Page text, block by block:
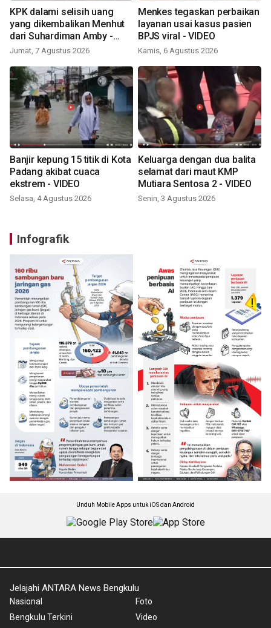
KPK dalami selisih uang
yang dikembalikan Menhut
dari Suhardiman Amby -
VIDEO
Jumat, 7 Agustus 2026
Menkes tegaskan perbaikan
layanan usai kasus pasien
BPJS viral - VIDEO
Kamis, 6 Agustus 2026
Banjir kepung 15 titik di Kota
Padang akibat cuaca
ekstrem - VIDEO
Selasa, 4 Agustus 2026
Keluarga dengan dua balita
selamat dari maut KMP
Mutiara Sentosa 2 - VIDEO
Senin, 3 Agustus 2026
Infografik
Unduh Mobile Apps untuk iOS dan Android
Jelajahi ANTARA News Bengkulu
Nasional
Bengkulu Terkini
Foto
Video